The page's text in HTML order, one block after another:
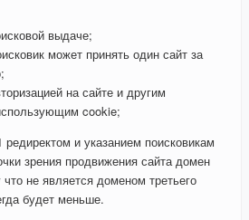
выдаче;
может принять один сайт за
на сайте и другим
cookie;
и указанием поисковикам
зрения продвижения сайта домен
не является доменом третьего
будет меньше.